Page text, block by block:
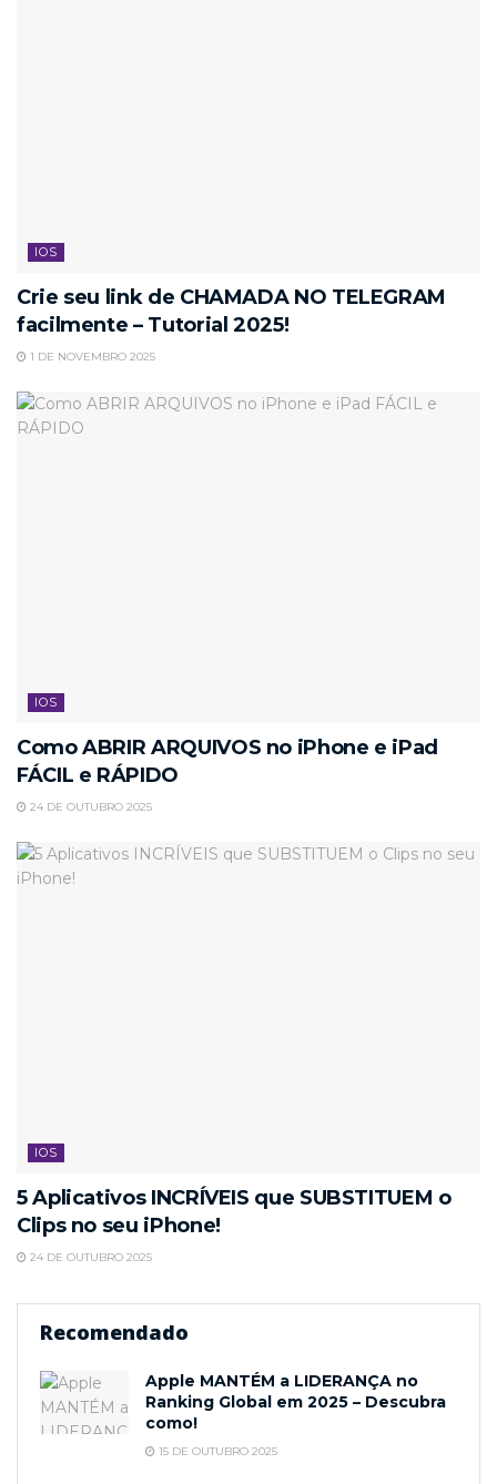
IOS
Crie seu link de CHAMADA NO TELEGRAM
facilmente – Tutorial 2025!
1 DE NOVEMBRO 2025
IOS
Como ABRIR ARQUIVOS no iPhone e iPad
FÁCIL e RÁPIDO
24 DE OUTUBRO 2025
IOS
5 Aplicativos INCRÍVEIS que SUBSTITUEM o
Clips no seu iPhone!
24 DE OUTUBRO 2025
Recomendado
Apple MANTÉM a LIDERANÇA no
Ranking Global em 2025 – Descubra
como!
15 DE OUTUBRO 2025